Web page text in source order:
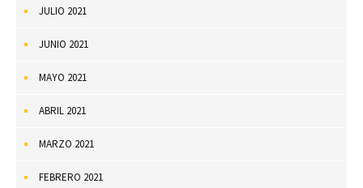
JULIO 2021
JUNIO 2021
MAYO 2021
ABRIL 2021
MARZO 2021
FEBRERO 2021